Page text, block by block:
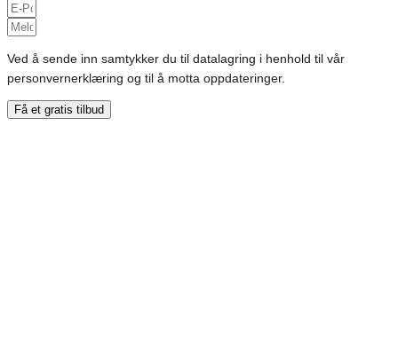
Ved å sende inn samtykker du til datalagring i henhold til vår
personvernerklæring og til å motta oppdateringer.
Få et gratis tilbud